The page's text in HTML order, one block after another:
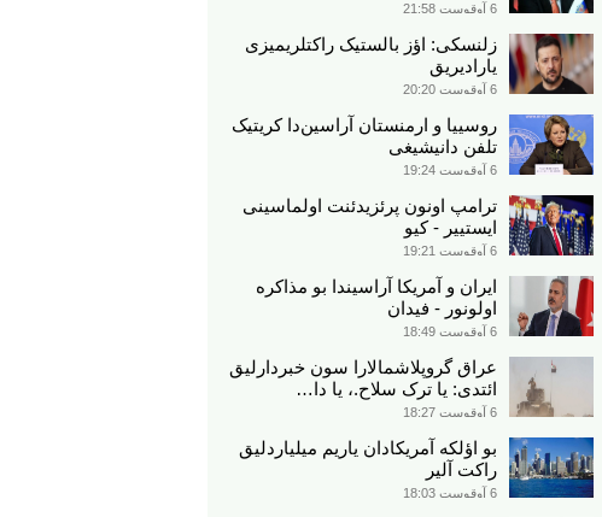
6 آوقوست 21:58
زلنسکی: اؤز بالستیک راکتلریمیزی
یارادیریق
6 آوقوست 20:20
روسییا و ارمنستان آراسین‌دا کریتیک
تلفن دانیشیغی
6 آوقوست 19:24
ترامپ اونون پرئزیدئنت اولماسینی
ایستییر - کیو
6 آوقوست 19:21
ایران و آمریکا آراسیندا بو مذاکره
اولونور - فیدان
6 آوقوست 18:49
عراق گروپلاشمالارا سون خبردارلیق
ائتدی: یا ترک سلاح.، یا دا…
6 آوقوست 18:27
بو اؤلکه آمریکادان یاریم میلیاردلیق
راکت آلیر
6 آوقوست 18:03